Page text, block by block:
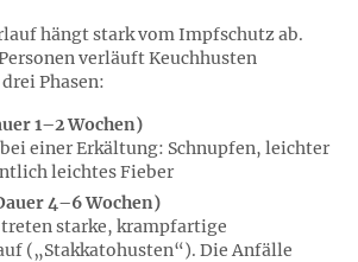
hängt stark vom Impfschutz ab.
verläuft Keuchhusten
Phasen:
1–2 Wochen)
einer Erkältung: Schnupfen, leichter
leichtes Fieber
4–6 Wochen)
treten starke, krampfartige
(„Stakkatohusten“). Die Anfälle